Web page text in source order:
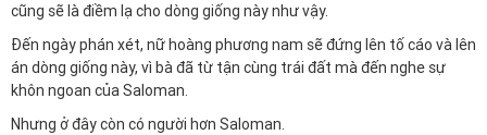
cũng sẽ là điềm lạ cho dòng giống này như vậy.
Đến ngày phán xét, nữ hoàng phương nam sẽ đứng lên tố cáo và lên
án dòng giống này, vì bà đã từ tận cùng trái đất mà đến nghe sự
khôn ngoan của Saloman.
Nhưng ở đây còn có người hơn Saloman.